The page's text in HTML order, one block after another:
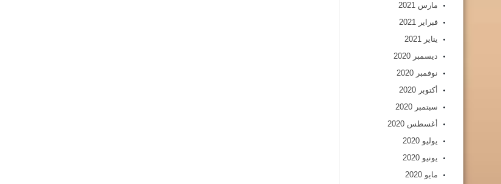
مارس 2021
فبراير 2021
يناير 2021
ديسمبر 2020
نوفمبر 2020
أكتوبر 2020
سبتمبر 2020
أغسطس 2020
يوليو 2020
يونيو 2020
مايو 2020